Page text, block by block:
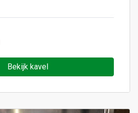
Bekijk kavel